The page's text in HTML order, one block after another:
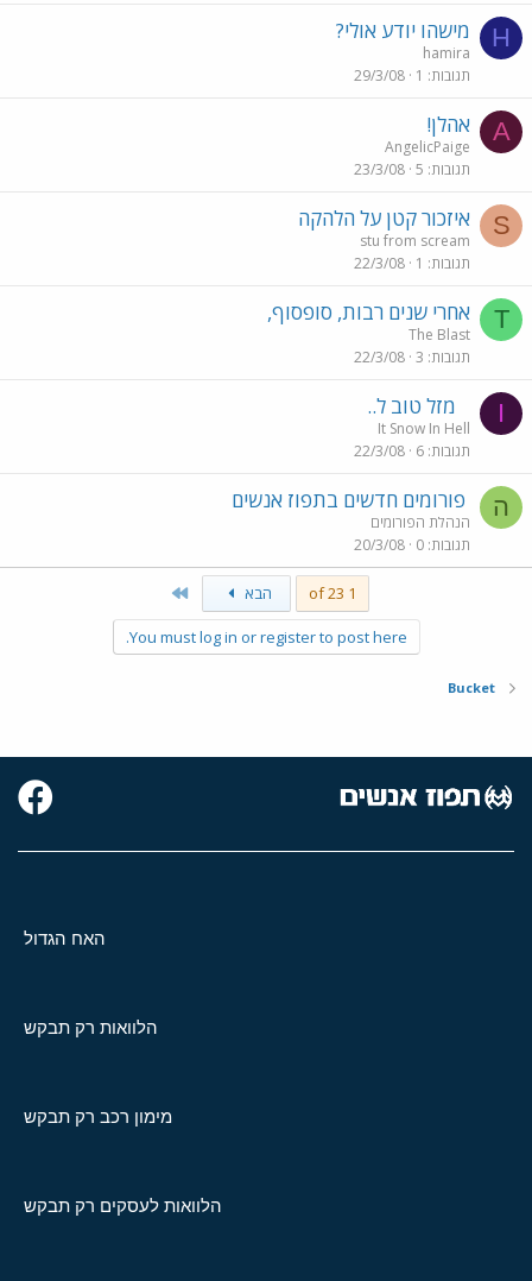
H מישהו יודע אולי?
hamira
תגובות 1
29/3/08
A אהלן!
AngelicPaige
תגובות 5
23/3/08
S איזכור קטן על הלהקה
stu from scream
תגובות 1
22/3/08
T אחרי שנים רבות, סופסוף,
The Blast
תגובות 3
22/3/08
I מזל טוב ל..
It Snow In Hell
תגובות 6
22/3/08
ה פורומים חדשים בתפוז אנשים
הנהלת הפורומים
תגובות 0
20/3/08
1 of 23 הבא
You must log in or register to post here.
Bucket
האח הגדול
הלוואות רק תבקש
מימון רכב רק תבקש
הלוואות לעסקים רק תבקש